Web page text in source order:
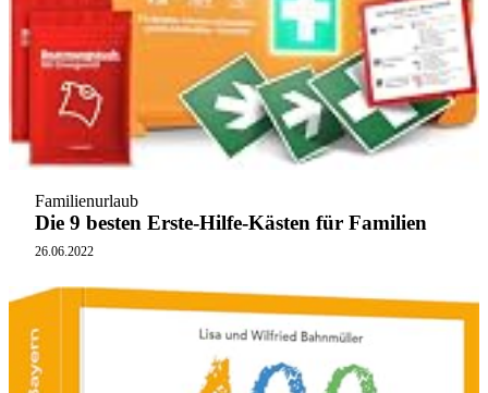
Familienurlaub
Die 9 besten Erste-Hilfe-Kästen für Familien
26.06.2022